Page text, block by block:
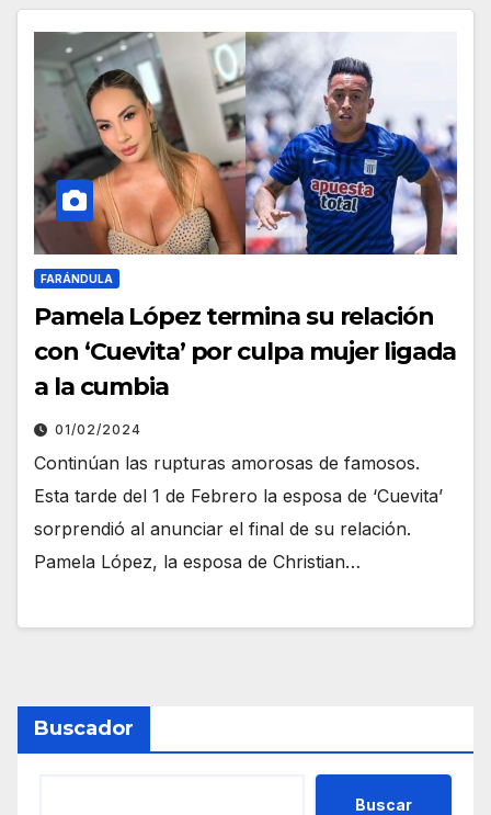
FARÁNDULA
Pamela López termina su relación
con ‘Cuevita’ por culpa mujer ligada
a la cumbia
01/02/2024
Continúan las rupturas amorosas de famosos.
Esta tarde del 1 de Febrero la esposa de ‘Cuevita’
sorprendió al anunciar el final de su relación.
Pamela López, la esposa de Christian…
Buscador
Buscar